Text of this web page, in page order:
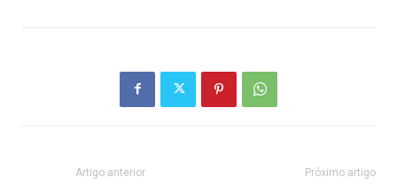
Artigo anterior Próximo artigo